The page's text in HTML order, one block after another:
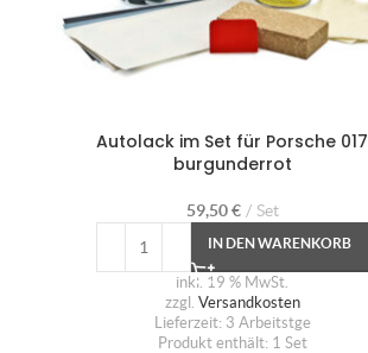
Autolack im Set für Porsche 017
burgunderrot
59,50€ Set
IN DEN WARENKORB
inkl. 19 % MwSt.
zzgl. Versandkosten
Lieferzeit: 3 Arbeitstge
Produkt enthält: 1 Set